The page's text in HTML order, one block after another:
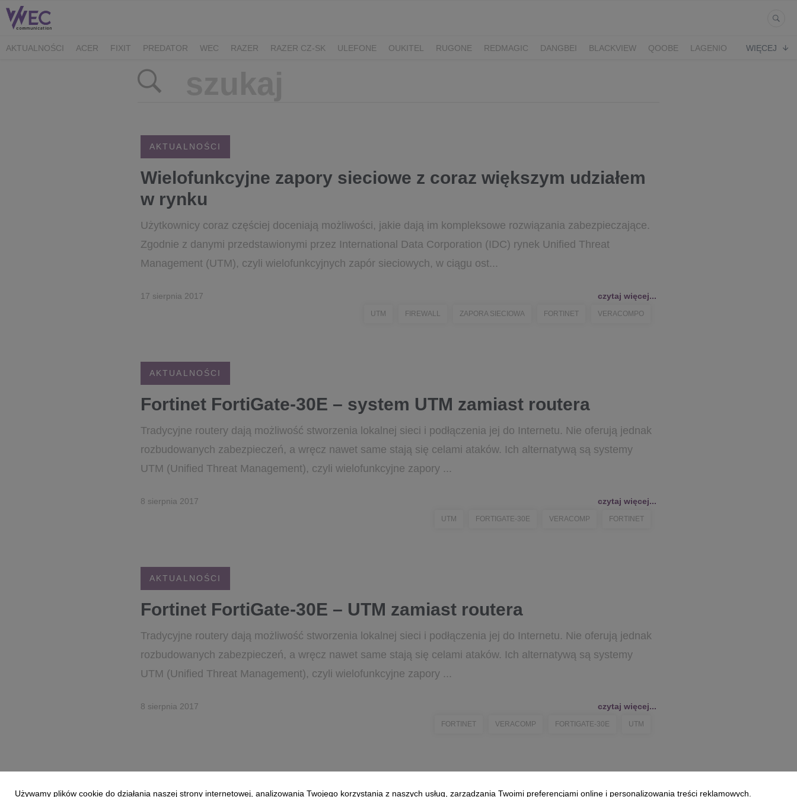
AKTUALNOŚCI ACER FIXIT PREDATOR WEC RAZER RAZER CZ-SK ULEFONE OUKITEL RUGONE REDMAGIC DANGBEI BLACKVIEW QOOBE
LAGENIO
WIĘCEJ
AKTUALNOŚCI
Wielofunkcyjne zapory sieciowe z coraz większym udziałem
w rynku
Użytkownicy coraz częściej doceniają możliwości, jakie dają im kompleksowe rozwiązania zabezpieczające.
Zgodnie z danymi przedstawionymi przez International Data Corporation (IDC) rynek Unified Threat
Management (UTM), czyli wielofunkcyjnych zapór sieciowych, w ciągu ost...
17 sierpnia 2017 czytaj więcej...
UTM FIREWALL ZAPORA SIECIOWA FORTINET VERACOMPO
AKTUALNOŚCI
Fortinet FortiGate-30E – system UTM zamiast routera
Tradycyjne routery dają możliwość stworzenia lokalnej sieci i podłączenia jej do Internetu. Nie oferują jednak
rozbudowanych zabezpieczeń, a wręcz nawet same stają się celami ataków. Ich alternatywą są systemy
UTM (Unified Threat Management), czyli wielofunkcyjne zapory ...
8 sierpnia 2017 czytaj więcej...
UTM FORTIGATE-30E VERACOMP FORTINET
AKTUALNOŚCI
Fortinet FortiGate-30E – UTM zamiast routera
Tradycyjne routery dają możliwość stworzenia lokalnej sieci i podłączenia jej do Internetu. Nie oferują jednak
rozbudowanych zabezpieczeń, a wręcz nawet same stają się celami ataków. Ich alternatywą są systemy
UTM (Unified Threat Management), czyli wielofunkcyjne zapory ...
8 sierpnia 2017 czytaj więcej...
FORTINET VERACOMP FORTIGATE-30E UTM
Używamy plików cookie do działania naszej strony internetowej, analizowania Twojego korzystania z naszych usług, zarządzania Twoimi preferencjami online i personalizowania treści reklamowych.